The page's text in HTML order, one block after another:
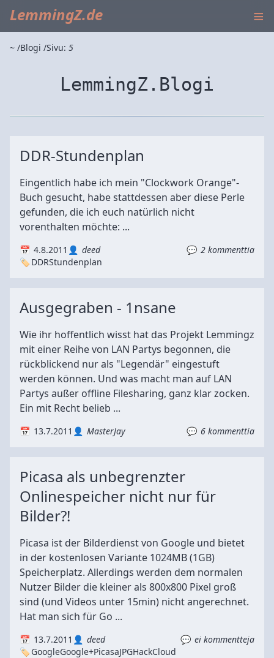
LemmingZ.de ≡
~ Blogi Sivu: 5
LemmingZ.Blogi
DDR-Stundenplan
Eingentlich habe ich mein "Clockwork Orange"-
Buch gesucht, habe stattdessen aber diese Perle
gefunden, die ich euch natürlich nicht
vorenthalten möchte: ...
4.8.2011 deed
2 kommenttia
DDRStundenplan
Ausgegraben - 1nsane
Wie ihr hoffentlich wisst hat das Projekt Lemmingz
mit einer Reihe von LAN Partys begonnen, die
rückblickend nur als "Legendär" eingestuft
werden können. Und was macht man auf LAN
Partys außer offline Filesharing, ganz klar zocken.
Ein mit Recht belieb ...
13.7.2011 MasterJay 6 kommenttia
Picasa als unbegrenzter
Onlinespeicher nicht nur für
Bilder?!
Picasa ist der Bilderdienst von Google und bietet
in der kostenlosen Variante 1024MB (1GB)
Speicherplatz. Allerdings werden dem normalen
Nutzer Bilder die kleiner als 800x800 Pixel groß
sind (und Videos unter 15min) nicht angerechnet.
Hat man sich für Go ...
13.7.2011 deed
ei kommentteja
GoogleGoogle+PicasaJPGHackCloud